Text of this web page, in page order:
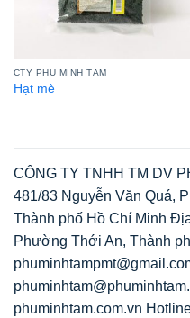
CTY PHÚ MINH TÂM
Hạt mè
CÔNG TY TNHH TM DV
481/83 Nguyễn Văn Quá,
Thành phố Hồ Chí Minh
Phường Thới An, Thành
phuminhtam.com.vn